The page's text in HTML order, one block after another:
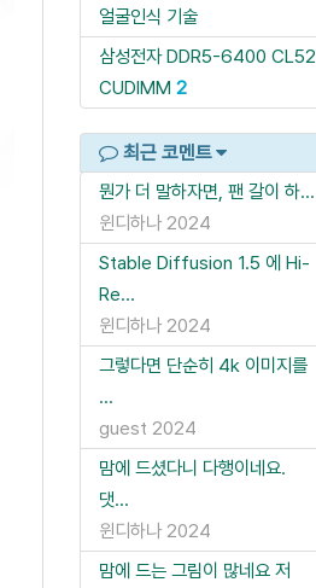
얼굴인식 기술
삼성전자 DDR5-6400 CL52
CUDIMM 2
최근 코멘트
뭔가 더 말하자면, 팬 갈이 하...
윈디하나 2024
Stable Diffusion 1.5 에 Hi-
Re...
윈디하나 2024
그렇다면 단순히 4k 이미지를
...
guest 2024
맘에 드셨다니 다행이네요.
댓...
윈디하나 2024
맘에 드는 그림이 많네요 저